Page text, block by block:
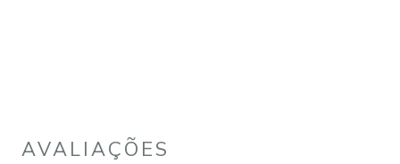
AVALIAÇÕES